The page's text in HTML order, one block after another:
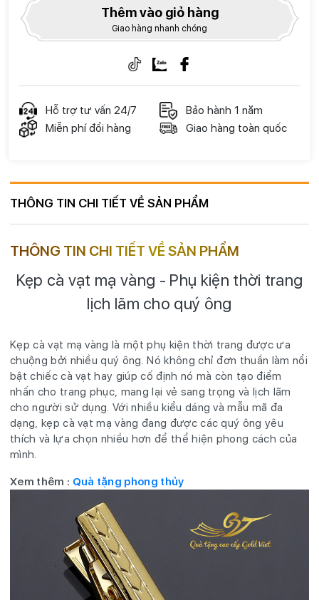
Thêm vào giỏ hàng
Giao hàng nhanh chóng
Hỗ trợ tư vấn 24/7
Bảo hành 1 năm
Miễn phí đổi hàng
Giao hàng toàn quốc
THÔNG TIN CHI TIẾT VỀ SẢN PHẨM
THÔNG TIN CHI TIẾT VỀ SẢN PHẨM
Kẹp cà vạt mạ vàng - Phụ kiện thời trang
lịch lãm cho quý ông
Kẹp cà vạt mạ vàng là một phụ kiện thời trang được ưa
chuộng bởi nhiều quý ông. Nó không chỉ đơn thuần làm nổi
bật chiếc cà vạt hay giúp cố định nó mà còn tạo điểm
nhấn cho trang phục, mang lại vẻ sang trọng và lịch lãm
cho người sử dụng. Với nhiều kiểu dáng và mẫu mã đa
dạng, kẹp cà vạt mạ vàng đang được các quý ông yêu
thích và lựa chọn nhiều hơn để thể hiện phong cách của
mình.
Xem thêm : Quà tặng phong thủy